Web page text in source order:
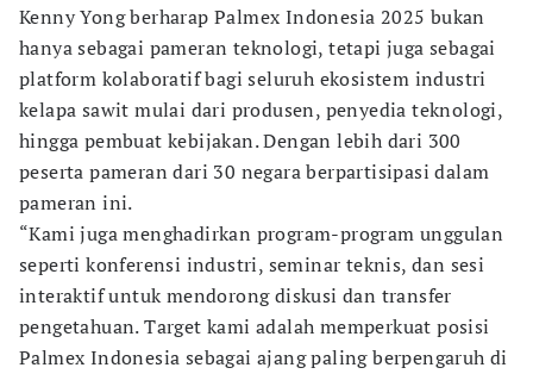
Kenny Yong berharap Palmex Indonesia 2025 bukan
hanya sebagai pameran teknologi, tetapi juga sebagai
platform kolaboratif bagi seluruh ekosistem industri
kelapa sawit mulai dari produsen, penyedia teknologi,
hingga pembuat kebijakan. Dengan lebih dari 300
peserta pameran dari 30 negara berpartisipasi dalam
pameran ini.
“Kami juga menghadirkan program-program unggulan
seperti konferensi industri, seminar teknis, dan sesi
interaktif untuk mendorong diskusi dan transfer
pengetahuan. Target kami adalah memperkuat posisi
Palmex Indonesia sebagai ajang paling berpengaruh di